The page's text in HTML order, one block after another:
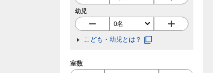
幼児
こども・幼児とは？
室数